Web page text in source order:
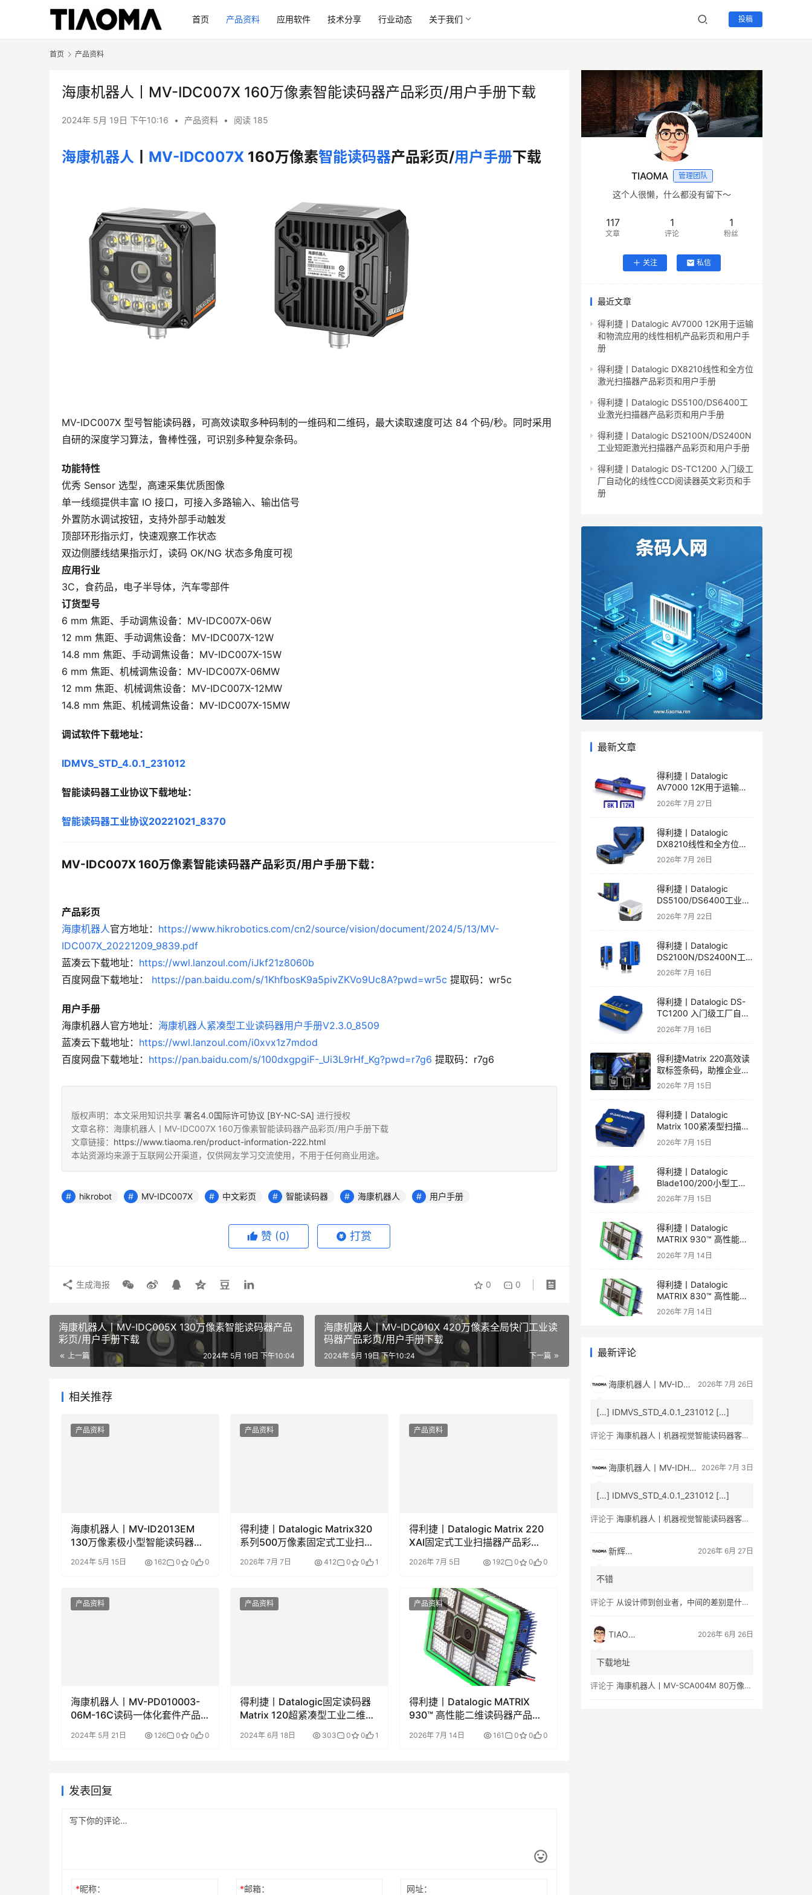
首页 产品资料 应用软件 技术分享 行业动态 关于我们 投稿
首页 产品资料
海康机器人丨MV-IDC007X 160万像素智能读码器产品彩页/用户手册下载
2024年 5月 19日 下午10:16 • 产品资料 • 阅读 185
海康机器人 MV-IDC007X 160万像素智能读码器产品彩页/用户手册下载
MV-IDC007X 型号智能读码器，可高效读取多种码制的一维码和二维码，最大读取速度可达 84 个码/秒。同时采用
自研的深度学习算法，鲁棒性强，可识别多种复杂条码。
功能特性
优秀 Sensor 选型，高速采集优质图像
单一线缆提供丰富 IO 接口，可接入多路输入、输出信号
外置防水调试按钮，支持外部手动触发
顶部环形指示灯，快速观察工作状态
双边侧腰线结果指示灯，读码 OK/NG 状态多角度可视
应用行业
3C，食药品，电子半导体，汽车零部件
订货型号
6 mm 焦距、手动调焦设备：MV-IDC007X-06W
12 mm 焦距、手动调焦设备：MV-IDC007X-12W
14.8 mm 焦距、手动调焦设备：MV-IDC007X-15W
6 mm 焦距、机械调焦设备：MV-IDC007X-06MW
12 mm 焦距、机械调焦设备：MV-IDC007X-12MW
14.8 mm 焦距、机械调焦设备：MV-IDC007X-15MW
调试软件下载地址：
IDMVS_STD_4.0.1_231012
智能读码器工业协议下载地址：
智能读码器工业协议20221021_8370
MV-IDC007X 160万像素智能读码器产品彩页/用户手册下载：
产品彩页
海康机器人官方地址： https://www.hikrobotics.com/cn2/source/vision/document/2024/5/13/MV-
IDC007X_20221209_9839.pdf
蓝凑云下载地址： https://wwl.lanzoul.com/iJkf21z8060b
百度网盘下载地址： https://pan.baidu.com/s/1KhfbosK9a5pivZKVo9Uc8A?pwd=wr5c 提取码：wr5c
用户手册
海康机器人官方地址： 海康机器人紧凑型工业读码器用户手册V2.3.0_8509
蓝凑云下载地址： https://wwl.lanzoul.com/i0xvx1z7mdod
百度网盘下载地址： https://pan.baidu.com/s/100dxgpgiF-_Ui3L9rHf_Kg?pwd=r7g6 提取码：r7g6
版权声明：本文采用知识共享 署名4.0国际许可协议 [BY-NC-SA] 进行授权
文章名称：海康机器人丨MV-IDC007X 160万像素智能读码器产品彩页/用户手册下载
文章链接： https://www.tiaoma.ren/product-information-222.html
本站资源均来源于互联网公开渠道，仅供网友学习交流使用，不用于任何商业用途。
hikrobot MV-IDC007X 中文彩页 智能读码器 海康机器人 用户手册
赞 (0) 打赏
0 0
生成海报
海康机器人丨MV-IDC005X 130万像素智能读码器产品
彩页/用户手册下载
上一篇 2024年 5月 19日 下午10:04
海康机器人丨MV-IDC010X 420万像素全局快门工业读
码器产品彩页/用户手册下载
下一篇
2024年 5月 19日 下午10:24
相关推荐
产品资料
海康机器人丨MV-ID2013EM
130万像素极小型智能读码器产
品彩页/用户手册下载
2024年 5月 15日 162 0 0 0
产品资料
得利捷丨Datalogic Matrix320
系列500万像素固定式工业扫描
器产品彩页和用户手册
2026年 7月 7日 412 0 0 1
产品资料
得利捷丨Datalogic Matrix 220
XAI固定式工业扫描器产品彩页
和用户手册
2026年 7月 5日 192 0 0 0
产品资料
海康机器人丨MV-PD010003-
06M-16C读码一体化套件产品
彩页/用户手册下载
2024年 5月 21日 126 0 0 0
产品资料
得利捷丨Datalogic固定读码器
Matrix 120超紧凑型工业二维条
码阅读器中文彩页/用户手册
2024年 6月 18日 303 0 0 1
产品资料
得利捷丨Datalogic MATRIX
930™ 高性能二维读码器产品手
册和产品彩页
2026年 7月 14日 161 0 0 0
发表回复
*昵称： *邮箱： 网址：
TIAOMA 管理团队
这个人很懒，什么都没有留下～
117
文章
1
评论
1
粉丝
关注 私信
最近文章
得利捷丨Datalogic AV7000 12K用于运输
和物流应用的线性相机产品彩页和用户手
册
得利捷丨Datalogic DX8210线性和全方位
激光扫描器产品彩页和用户手册
得利捷丨Datalogic DS5100/DS6400工
业激光扫描器产品彩页和用户手册
得利捷丨Datalogic DS2100N/DS2400N
工业短距激光扫描器产品彩页和用户手册
得利捷丨Datalogic DS-TC1200 入门级工
厂自动化的线性CCD阅读器英文彩页和手
册
最新文章
得利捷丨Datalogic
AV7000 12K用于运输和
物流应用的线性相机产品
彩页和用户手册
2026年 7月 27日
得利捷丨Datalogic
DX8210线性和全方位激
光扫描器产品彩页和用户
2026年 7月 26日
得利捷丨Datalogic
DS5100/DS6400工业激
光扫描器产品彩页和用户
2026年 7月 22日
得利捷丨Datalogic
DS2100N/DS2400N工
业短距激光扫描器产品彩
2026年 7月 16日
得利捷丨Datalogic DS-
TC1200 入门级工厂自动
化的线性CCD阅读器英文
彩页和手册
2026年 7月 16日
得利捷Matrix 220高效读
取标签条码，助推企业自
动化发展
2026年 7月 15日
得利捷丨Datalogic
Matrix 100紧凑型扫描器
产品彩页和产品手册
2026年 7月 15日
得利捷丨Datalogic
Blade100/200小型工业
一维读码器产品彩页和产
2026年 7月 15日
得利捷丨Datalogic
MATRIX 930™ 高性能二
维读码器产品手册和产品
2026年 7月 14日
得利捷丨Datalogic
MATRIX 830™ 高性能二
维读码器产品手册和产品
2026年 7月 14日
最新评论
海康机器人丨MV-ID5060M 600 万像素智能读码器产品彩页/用户手册下载_条码人网 2026年 7月 26日
[…] IDMVS_STD_4.0.1_231012 […]
评论于 海康机器人丨机器视觉智能读码器客户端最新版本IDMVS V4.1.0
海康机器人丨MV-IDH3000B通用型工业无线手持读码器产品彩页/用户手册下载_条码人网 2026年 7月 3日
[…] IDMVS_STD_4.0.1_231012 […]
评论于 海康机器人丨机器视觉智能读码器客户端最新版本IDMVS V4.1.0
新辉瑞创 2026年 6月 27日
不错
评论于 从设计师到创业者，中间的差别是什么？
TIAOMA 2026年 6月 26日
下载地址
评论于 海康机器人丨MV-SCA004M 80万像素黑白视觉传感器产品彩页/用户手册下载